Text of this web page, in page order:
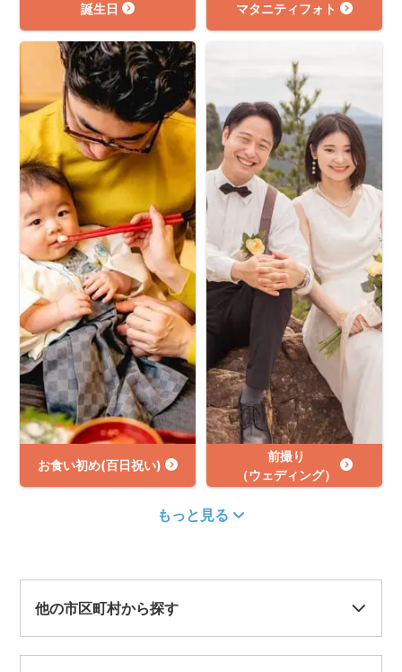
誕生日 マタニティフォト
お食い初め(百日祝い)
前撮り
（ウェディング）
もっと見る
他の市区町村から探す